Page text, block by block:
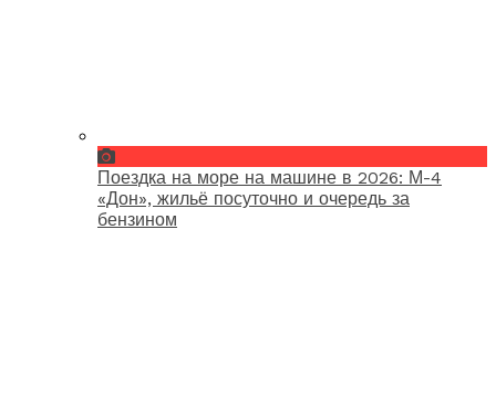
Поездка на море на машине в 2026: М-4
«Дон», жильё посуточно и очередь за
бензином